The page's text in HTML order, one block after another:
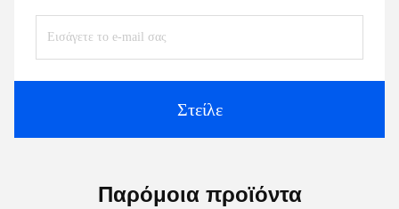
Στείλε
Παρόμοια προϊόντα